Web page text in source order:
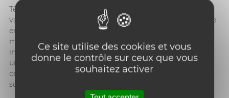
Tête de gondole, espace promotionnel ou simplement
valorisation de certains produits en fond de rayon, la mise
en avant de vos produits est un classique pour vendre
mieux, voire plus. Bien que les possibilités soient
innombrables, rares sont les magasins à mettre en place
un processus de valorisation de leurs produits. Et, avant
cela, il est important de bien définir ceux que vous
souhaitez vendre en fonction de votre stratégie.
Ce site utilise des cookies et vous
donne le contrôle sur ceux que vous
souhaitez activer